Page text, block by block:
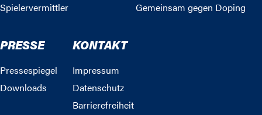
Spielervermittler
Gemeinsam gegen Doping
PRESSE
Pressespiegel
Downloads
KONTAKT
Impressum
Datenschutz
Barrierefreiheit